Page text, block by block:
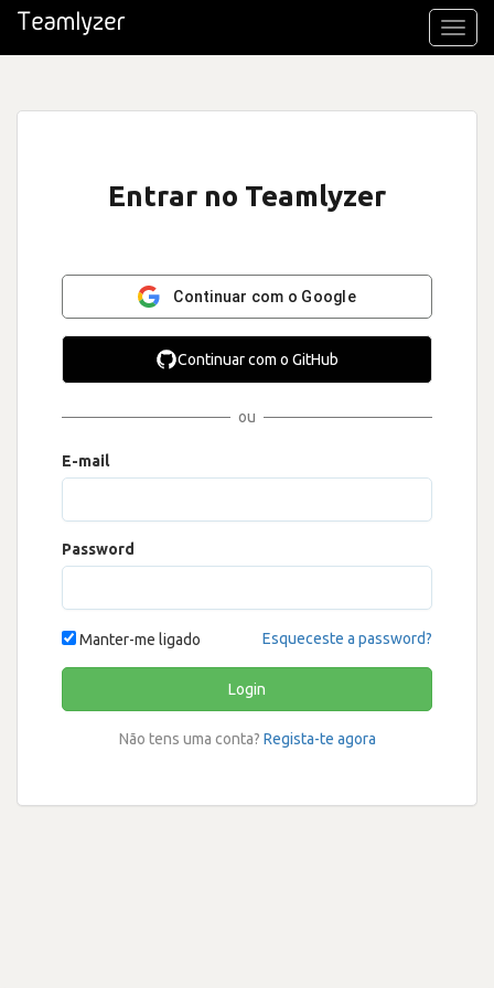
Entrar no Teamlyzer
Continuar com o Google
Continuar com o GitHub
ou
E-mail
Password
Manter-me ligado Esqueceste a password?
Login
Não tens uma conta? Regista-te agora